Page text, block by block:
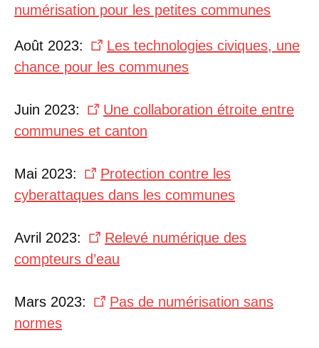
numérisation pour les petites communes
Août 2023:
Les technologies civiques, une
chance pour les communes
Juin 2023:
Une collaboration étroite entre
communes et canton
Mai 2023:
Protection contre les
cyberattaques dans les communes
Avril 2023:
Relevé numérique des
compteurs d’eau
Mars 2023:
Pas de numérisation sans
normes